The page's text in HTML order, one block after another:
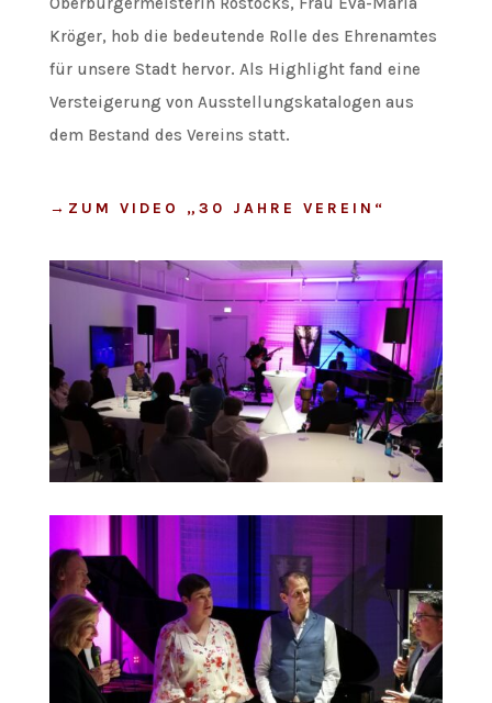
Kröger, hob die bedeutende Rolle des Ehrenamtes
für unsere Stadt hervor. Als Highlight fand eine
Versteigerung von Ausstellungskatalogen aus
dem Bestand des Vereins statt.
→ZUM VIDEO „30 JAHRE VEREIN“